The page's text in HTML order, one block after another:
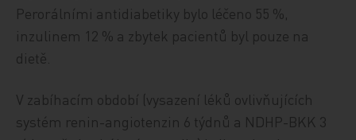
Perorálními antidiabetiky bylo léčeno 55 %,
inzulinem 12 % a zbytek pacientů byl pouze na
dietě.
V zabíhacím období (vysazení léků ovlivňujících
systém renin-angiotenzin 6 týdnů a NDHP-BKK 3